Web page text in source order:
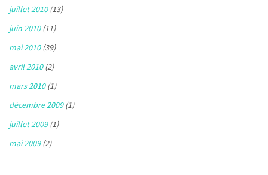
juillet 2010(13)
juin 2010(11)
mai 2010(39)
avril 2010(2)
mars 2010(1)
décembre 2009(1)
juillet 2009(1)
mai 2009(2)